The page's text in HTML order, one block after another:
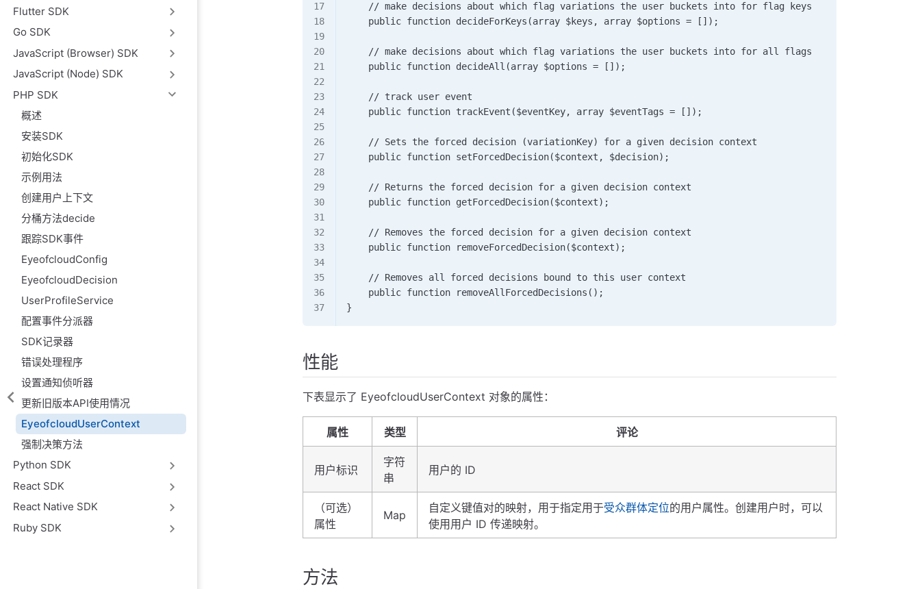
Flutter SDK
Go SDK
JavaScript (Browser) SDK
JavaScript (Node) SDK
PHP SDK
概述
安装SDK
初始化SDK
示例用法
创建用户上下文
分桶方法decide
跟踪SDK事件
EyeofcloudConfig
EyeofcloudDecision
UserProfileService
配置事件分派器
SDK记录器
错误处理程序
设置通知侦听器
更新旧版本API使用情况
EyeofcloudUserContext
强制决策方法
Python SDK
React SDK
React Native SDK
Ruby SDK
    // make decisions about which flag variations the user buckets into for flag keys
    public function decideForKeys(array $keys, array $options = []);
    // make decisions about which flag variations the user buckets into for all flags
    public function decideAll(array $options = []);
    // track user event
    public function trackEvent($eventKey, array $eventTags = []);
    // Sets the forced decision (variationKey) for a given decision context
    public function setForcedDecision($context, $decision);
    // Returns the forced decision for a given decision context
    public function getForcedDecision($context);
    // Removes the forced decision for a given decision context
    public function removeForcedDecision($context);
    // Removes all forced decisions bound to this user context
    public function removeAllForcedDecisions();
}
性能
下表显示了 EyeofcloudUserContext 对象的属性：
属性 类型 评论
用户标识
字符
串
用户的 ID
（可选）
属性
Map
自定义键值对的映射，用于指定用于受众群体定位的用户属性。创建用户时，可以
使用用户 ID 传递映射。
方法